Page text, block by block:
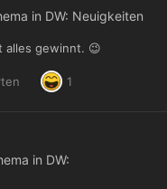
in DW: Neuigkeiten
alles gewinnt. 😉
1
in DW: